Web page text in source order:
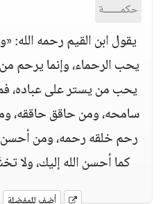
حكمــــــة
يقول ابن القيم رحمه الله:
يحب الرحماء، وإنما يرحم
يحب من يستر على عباده،
سامحه، ومن حاقق حاققه،
رحم خلقه رحمه، ومن أحسن
كما أحسن الله إليك، ولا